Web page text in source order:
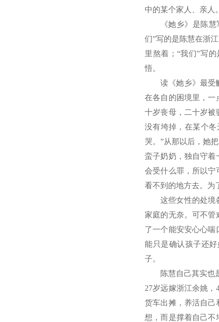
中的某个家人、亲人
《她乡》是陈
们”写的是陈慧在浙
里熬着；“我们”写
悟。
读《她乡》最受
在各自的困境里，一
十岁丧母，二十岁被
没有垮掉，在某个
哭。”从那以后，她
蛮子奶奶，独自守着
会受什么罪，所以宁
看不到的地方去。为
这些女性的处境
家庭的无奈。可不
了一个能安安心心
能只是确认孩子还
子。
陈慧自己其实也
27岁远嫁浙江余姚
货车出摊，养活自己
想，而是撑着自己不